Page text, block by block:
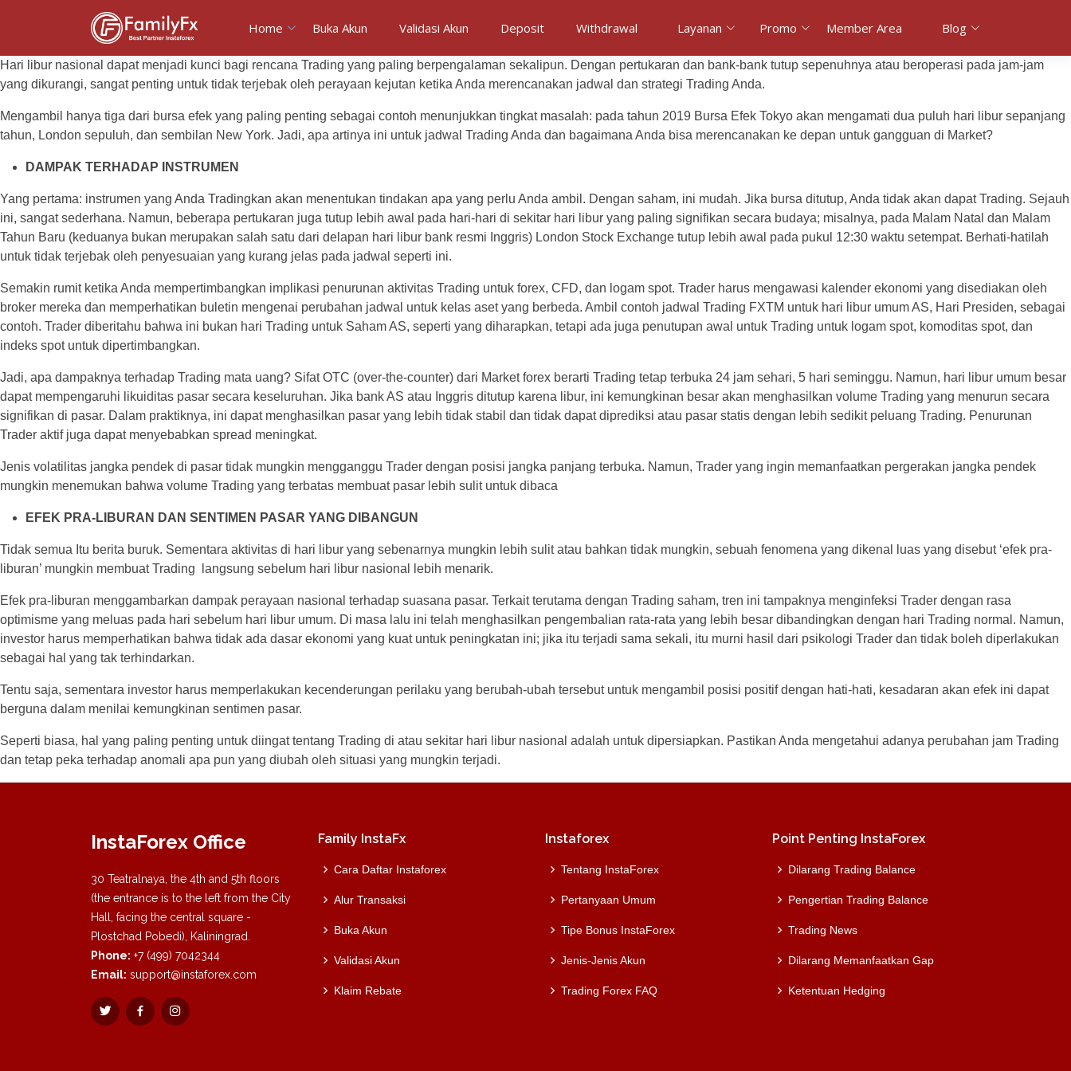
Home Buka Akun Validasi Akun Deposit Withdrawal Layanan Promo Member Area Blog
Hari libur nasional dapat menjadi kunci bagi rencana Trading yang paling berpengalaman sekalipun. Dengan pertukaran dan bank-bank tutup sepenuhnya atau beroperasi pada jam-jam
yang dikurangi, sangat penting untuk tidak terjebak oleh perayaan kejutan ketika Anda merencanakan jadwal dan strategi Trading Anda.
Mengambil hanya tiga dari bursa efek yang paling penting sebagai contoh menunjukkan tingkat masalah: pada tahun 2019 Bursa Efek Tokyo akan mengamati dua puluh hari libur sepanjang
tahun, London sepuluh, dan sembilan New York. Jadi, apa artinya ini untuk jadwal Trading Anda dan bagaimana Anda bisa merencanakan ke depan untuk gangguan di Market?
DAMPAK TERHADAP INSTRUMEN
Yang pertama: instrumen yang Anda Tradingkan akan menentukan tindakan apa yang perlu Anda ambil. Dengan saham, ini mudah. Jika bursa ditutup, Anda tidak akan dapat Trading. Sejauh
ini, sangat sederhana. Namun, beberapa pertukaran juga tutup lebih awal pada hari-hari di sekitar hari libur yang paling signifikan secara budaya; misalnya, pada Malam Natal dan Malam
Tahun Baru (keduanya bukan merupakan salah satu dari delapan hari libur bank resmi Inggris) London Stock Exchange tutup lebih awal pada pukul 12:30 waktu setempat. Berhati-hatilah
untuk tidak terjebak oleh penyesuaian yang kurang jelas pada jadwal seperti ini.
Semakin rumit ketika Anda mempertimbangkan implikasi penurunan aktivitas Trading untuk forex, CFD, dan logam spot. Trader harus mengawasi kalender ekonomi yang disediakan oleh
broker mereka dan memperhatikan buletin mengenai perubahan jadwal untuk kelas aset yang berbeda. Ambil contoh jadwal Trading FXTM untuk hari libur umum AS, Hari Presiden, sebagai
contoh. Trader diberitahu bahwa ini bukan hari Trading untuk Saham AS, seperti yang diharapkan, tetapi ada juga penutupan awal untuk Trading untuk logam spot, komoditas spot, dan
indeks spot untuk dipertimbangkan.
Jadi, apa dampaknya terhadap Trading mata uang? Sifat OTC (over-the-counter) dari Market forex berarti Trading tetap terbuka 24 jam sehari, 5 hari seminggu. Namun, hari libur umum besar
dapat mempengaruhi likuiditas pasar secara keseluruhan. Jika bank AS atau Inggris ditutup karena libur, ini kemungkinan besar akan menghasilkan volume Trading yang menurun secara
signifikan di pasar. Dalam praktiknya, ini dapat menghasilkan pasar yang lebih tidak stabil dan tidak dapat diprediksi atau pasar statis dengan lebih sedikit peluang Trading. Penurunan
Trader aktif juga dapat menyebabkan spread meningkat.
Jenis volatilitas jangka pendek di pasar tidak mungkin mengganggu Trader dengan posisi jangka panjang terbuka. Namun, Trader yang ingin memanfaatkan pergerakan jangka pendek
mungkin menemukan bahwa volume Trading yang terbatas membuat pasar lebih sulit untuk dibaca
EFEK PRA-LIBURAN DAN SENTIMEN PASAR YANG DIBANGUN
Tidak semua Itu berita buruk. Sementara aktivitas di hari libur yang sebenarnya mungkin lebih sulit atau bahkan tidak mungkin, sebuah fenomena yang dikenal luas yang disebut ‘efek pra-
liburan’ mungkin membuat Trading langsung sebelum hari libur nasional lebih menarik.
Efek pra-liburan menggambarkan dampak perayaan nasional terhadap suasana pasar. Terkait terutama dengan Trading saham, tren ini tampaknya menginfeksi Trader dengan rasa
optimisme yang meluas pada hari sebelum hari libur umum. Di masa lalu ini telah menghasilkan pengembalian rata-rata yang lebih besar dibandingkan dengan hari Trading normal. Namun,
investor harus memperhatikan bahwa tidak ada dasar ekonomi yang kuat untuk peningkatan ini; jika itu terjadi sama sekali, itu murni hasil dari psikologi Trader dan tidak boleh diperlakukan
sebagai hal yang tak terhindarkan.
Tentu saja, sementara investor harus memperlakukan kecenderungan perilaku yang berubah-ubah tersebut untuk mengambil posisi positif dengan hati-hati, kesadaran akan efek ini dapat
berguna dalam menilai kemungkinan sentimen pasar.
Seperti biasa, hal yang paling penting untuk diingat tentang Trading di atau sekitar hari libur nasional adalah untuk dipersiapkan. Pastikan Anda mengetahui adanya perubahan jam Trading
dan tetap peka terhadap anomali apa pun yang diubah oleh situasi yang mungkin terjadi.
InstaForex Office
30 Teatralnaya, the 4th and 5th floors
(the entrance is to the left from the City
Hall, facing the central square -
Plostchad Pobedi), Kaliningrad.
Phone: +7 (499) 7042344
Email: support@instaforex.com
Family InstaFx
Cara Daftar Instaforex
Alur Transaksi
Buka Akun
Validasi Akun
Klaim Rebate
Instaforex
Tentang InstaForex
Pertanyaan Umum
Tipe Bonus InstaForex
Jenis-Jenis Akun
Trading Forex FAQ
Point Penting InstaForex
Dilarang Trading Balance
Pengertian Trading Balance
Trading News
Dilarang Memanfaatkan Gap
Ketentuan Hedging